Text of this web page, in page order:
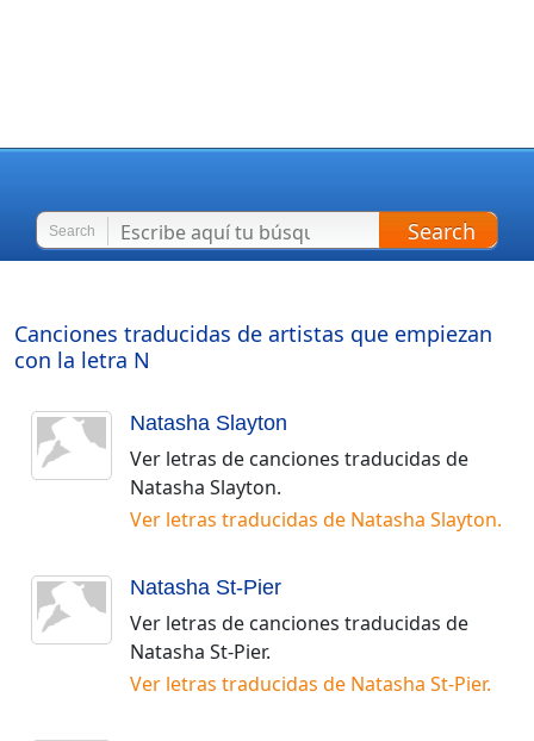
Search Search
Canciones traducidas de artistas que empiezan
con la letra N
Natasha Slayton
Ver letras de canciones traducidas de
Natasha Slayton.
Ver letras traducidas de Natasha Slayton.
Natasha St-Pier
Ver letras de canciones traducidas de
Natasha St-Pier.
Ver letras traducidas de Natasha St-Pier.